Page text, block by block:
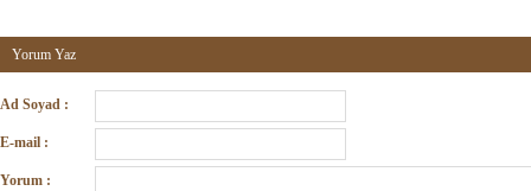
Yorum Yaz
Ad Soyad :
E-mail :
Yorum :